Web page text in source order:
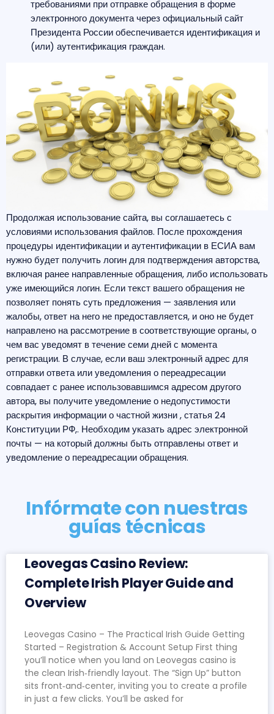
требованиями при отправке обращения в форме
электронного документа через официальный сайт
Президента России обеспечивается идентификация и
(или) аутентификация граждан.
Продолжая использование сайта, вы соглашаетесь с
условиями использования файлов. После прохождения
процедуры идентификации и аутентификации в ЕСИА вам
нужно будет получить логин для подтверждения авторства,
включая ранее направленные обращения, либо использовать
уже имеющийся логин. Если текст вашего обращения не
позволяет понять суть предложения — заявления или
жалобы, ответ на него не предоставляется, и оно не будет
направлено на рассмотрение в соответствующие органы, о
чем вас уведомят в течение семи дней с момента
регистрации. В случае, если ваш электронный адрес для
отправки ответа или уведомления о переадресации
совпадает с ранее использовавшимся адресом другого
автора, вы получите уведомление о недопустимости
раскрытия информации о частной жизни , статья 24
Конституции РФ,. Необходим указать адрес электронной
почты — на который должны быть отправлены ответ и
уведомление о переадресации обращения.
Infórmate con nuestras
guías técnicas
Leovegas Casino Review:
Complete Irish Player Guide and
Overview
Leovegas Casino – The Practical Irish Guide Getting
Started – Registration & Account Setup First thing
you’ll notice when you land on Leovegas casino is
the clean Irish‑friendly layout. The “Sign Up” button
sits front‑and‑center, inviting you to create a profile
in just a few clicks. You’ll be asked for